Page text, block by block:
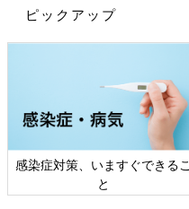
前の話
世、娘6歳、人生2度
ピックアップ
感染症対策、いますぐできるこ
と